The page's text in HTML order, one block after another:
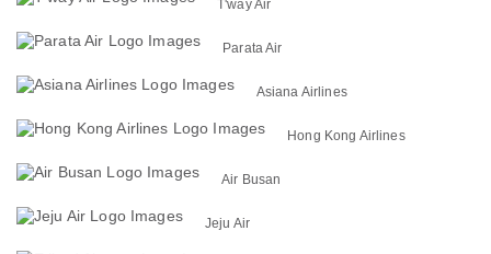
T'way Air
Parata Air
Asiana Airlines
Hong Kong Airlines
Air Busan
Jeju Air